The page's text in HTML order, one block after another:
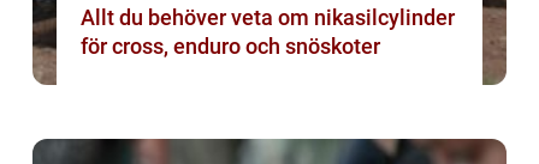
Allt du behöver veta om nikasilcylinder
för cross, enduro och snöskoter